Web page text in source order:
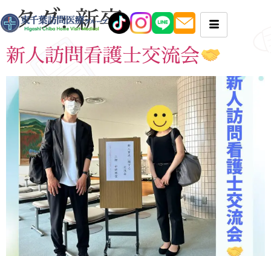
タグ:新卒
新人訪問看護士交流会